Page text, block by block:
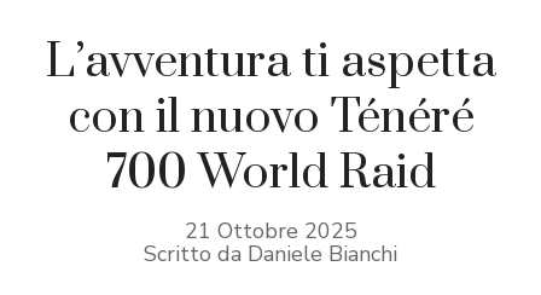
L’avventura ti aspetta
con il nuovo Ténéré
700 World Raid
21 Ottobre 2025
Scritto da Daniele Bianchi